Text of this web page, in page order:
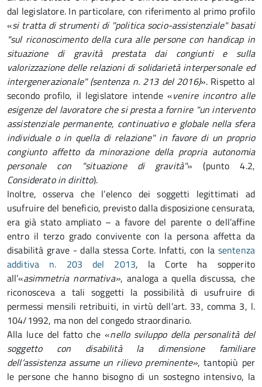
dal legislatore. In particolare, con riferimento al primo profilo
«si tratta di strumenti di "politica socio-assistenziale" basati
"sul riconoscimento della cura alle persone con handicap in
situazione di gravità prestata dai congiunti e sulla
valorizzazione delle relazioni di solidarietà interpersonale ed
intergenerazionale" (sentenza n. 213 del 2016)». Rispetto al
secondo profilo, il legislatore intende «venire incontro alle
esigenze del lavoratore che si presta a fornire "un intervento
assistenziale permanente, continuativo e globale nella sfera
individuale o in quella di relazione" in favore di un proprio
congiunto affetto da minorazione della propria autonomia
personale con "situazione di gravità"» (punto 4.2,
Considerato in diritto).
Inoltre, osserva che l’elenco dei soggetti legittimati ad
usufruire del beneficio, previsto dalla disposizione censurata,
era già stato ampliato – a favore del parente o dell’affine
entro il terzo grado convivente con la persona affetta da
disabilità grave - dalla stessa Corte. Infatti, con la sentenza
additiva n. 203 del 2013, la Corte ha sopperito
all’«asimmetria normativa», analoga a quella discussa, che
riconosceva a tali soggetti la possibilità di usufruire di
permessi mensili retribuiti, in virtù dell’art. 33, comma 3, l.
104/1992, ma non del congedo straordinario.
Alla luce del fatto che «nello sviluppo della personalità del
soggetto con disabilità la dimensione familiare
dell’assistenza assume un rilievo preminente», tantopiù per
le persone che hanno bisogno di un sostegno intensivo, la